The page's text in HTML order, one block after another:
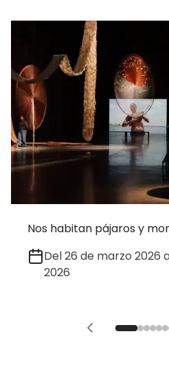
Nos habitan pájaros y
Del 26 de marzo 2026
2026